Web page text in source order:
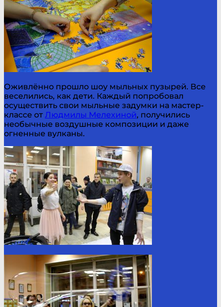
Оживлённо прошло шоу мыльных пузырей. Все
веселились, как дети. Каждый попробовал
осуществить свои мыльные задумки на мастер-
классе от Людмилы Мелехиной, получились
необычные воздушные композиции и даже
огненные вулканы.